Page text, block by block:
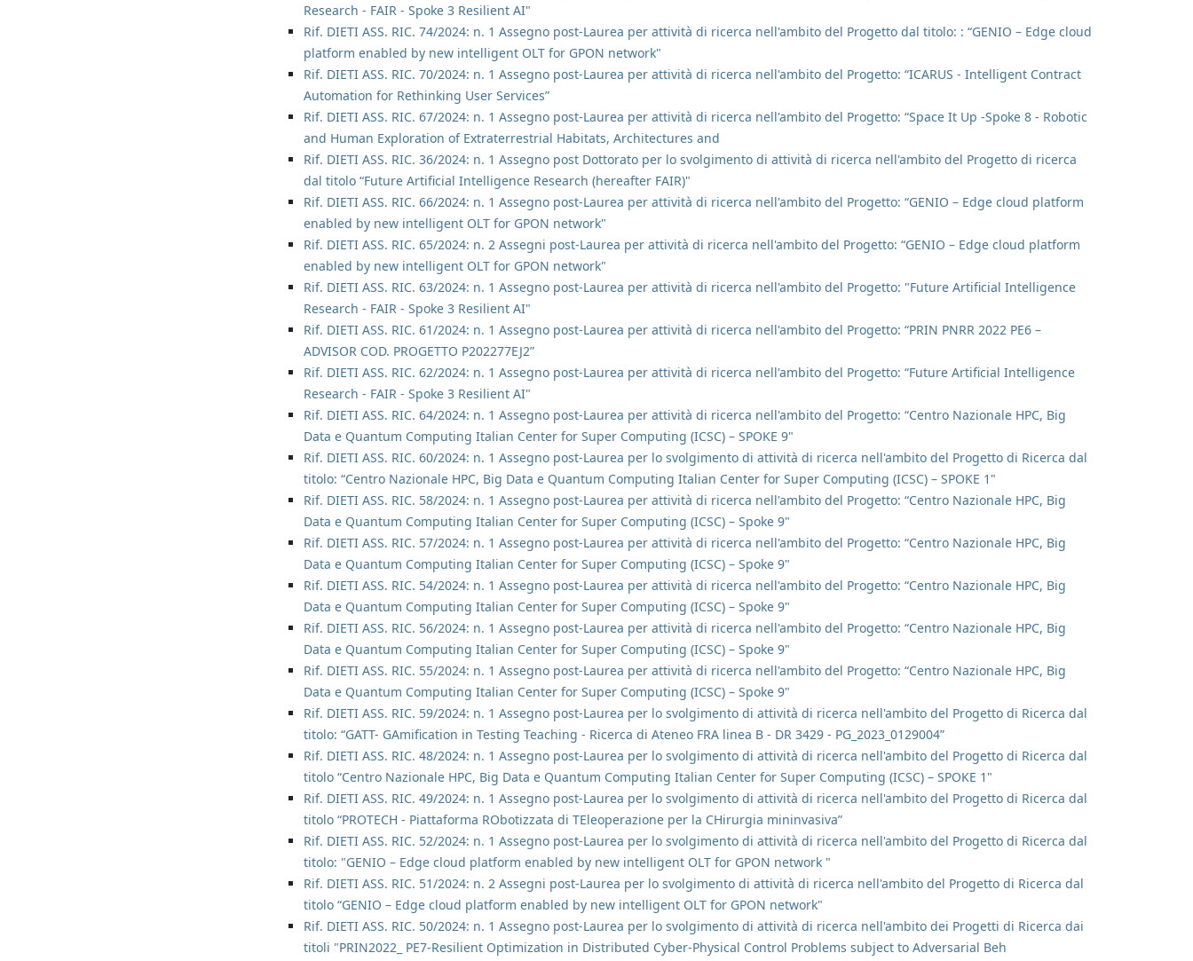
Research - FAIR - Spoke 3 Resilient AI"
Rif. DIETI ASS. RIC. 74/2024: n. 1 Assegno post-Laurea per attività di ricerca nell'ambito del Progetto dal titolo: : “GENIO – Edge cloud
platform enabled by new intelligent OLT for GPON network"
Rif. DIETI ASS. RIC. 70/2024: n. 1 Assegno post-Laurea per attività di ricerca nell'ambito del Progetto: “ICARUS - Intelligent Contract
Automation for Rethinking User Services”
Rif. DIETI ASS. RIC. 67/2024: n. 1 Assegno post-Laurea per attività di ricerca nell'ambito del Progetto: “Space It Up -Spoke 8 - Robotic
and Human Exploration of Extraterrestrial Habitats, Architectures and
Rif. DIETI ASS. RIC. 36/2024: n. 1 Assegno post Dottorato per lo svolgimento di attività di ricerca nell'ambito del Progetto di ricerca
dal titolo “Future Artificial Intelligence Research (hereafter FAIR)"
Rif. DIETI ASS. RIC. 66/2024: n. 1 Assegno post-Laurea per attività di ricerca nell'ambito del Progetto: “GENIO – Edge cloud platform
enabled by new intelligent OLT for GPON network"
Rif. DIETI ASS. RIC. 65/2024: n. 2 Assegni post-Laurea per attività di ricerca nell'ambito del Progetto: “GENIO – Edge cloud platform
enabled by new intelligent OLT for GPON network"
Rif. DIETI ASS. RIC. 63/2024: n. 1 Assegno post-Laurea per attività di ricerca nell'ambito del Progetto: "Future Artificial Intelligence
Research - FAIR - Spoke 3 Resilient AI"
Rif. DIETI ASS. RIC. 61/2024: n. 1 Assegno post-Laurea per attività di ricerca nell'ambito del Progetto: “PRIN PNRR 2022 PE6 –
ADVISOR COD. PROGETTO P202277EJ2”
Rif. DIETI ASS. RIC. 62/2024: n. 1 Assegno post-Laurea per attività di ricerca nell'ambito del Progetto: “Future Artificial Intelligence
Research - FAIR - Spoke 3 Resilient AI"
Rif. DIETI ASS. RIC. 64/2024: n. 1 Assegno post-Laurea per attività di ricerca nell'ambito del Progetto: “Centro Nazionale HPC, Big
Data e Quantum Computing Italian Center for Super Computing (ICSC) – SPOKE 9"
Rif. DIETI ASS. RIC. 60/2024: n. 1 Assegno post-Laurea per lo svolgimento di attività di ricerca nell'ambito del Progetto di Ricerca dal
titolo: “Centro Nazionale HPC, Big Data e Quantum Computing Italian Center for Super Computing (ICSC) – SPOKE 1"
Rif. DIETI ASS. RIC. 58/2024: n. 1 Assegno post-Laurea per attività di ricerca nell'ambito del Progetto: “Centro Nazionale HPC, Big
Data e Quantum Computing Italian Center for Super Computing (ICSC) – Spoke 9"
Rif. DIETI ASS. RIC. 57/2024: n. 1 Assegno post-Laurea per attività di ricerca nell'ambito del Progetto: “Centro Nazionale HPC, Big
Data e Quantum Computing Italian Center for Super Computing (ICSC) – Spoke 9"
Rif. DIETI ASS. RIC. 54/2024: n. 1 Assegno post-Laurea per attività di ricerca nell'ambito del Progetto: “Centro Nazionale HPC, Big
Data e Quantum Computing Italian Center for Super Computing (ICSC) – Spoke 9"
Rif. DIETI ASS. RIC. 56/2024: n. 1 Assegno post-Laurea per attività di ricerca nell'ambito del Progetto: “Centro Nazionale HPC, Big
Data e Quantum Computing Italian Center for Super Computing (ICSC) – Spoke 9"
Rif. DIETI ASS. RIC. 55/2024: n. 1 Assegno post-Laurea per attività di ricerca nell'ambito del Progetto: “Centro Nazionale HPC, Big
Data e Quantum Computing Italian Center for Super Computing (ICSC) – Spoke 9"
Rif. DIETI ASS. RIC. 59/2024: n. 1 Assegno post-Laurea per lo svolgimento di attività di ricerca nell'ambito del Progetto di Ricerca dal
titolo: “GATT- GAmification in Testing Teaching - Ricerca di Ateneo FRA linea B - DR 3429 - PG_2023_0129004”
Rif. DIETI ASS. RIC. 48/2024: n. 1 Assegno post-Laurea per lo svolgimento di attività di ricerca nell'ambito del Progetto di Ricerca dal
titolo “Centro Nazionale HPC, Big Data e Quantum Computing Italian Center for Super Computing (ICSC) – SPOKE 1"
Rif. DIETI ASS. RIC. 49/2024: n. 1 Assegno post-Laurea per lo svolgimento di attività di ricerca nell'ambito del Progetto di Ricerca dal
titolo “PROTECH - Piattaforma RObotizzata di TEleoperazione per la CHirurgia mininvasiva”
Rif. DIETI ASS. RIC. 52/2024: n. 1 Assegno post-Laurea per lo svolgimento di attività di ricerca nell'ambito del Progetto di Ricerca dal
titolo: "GENIO – Edge cloud platform enabled by new intelligent OLT for GPON network "
Rif. DIETI ASS. RIC. 51/2024: n. 2 Assegni post-Laurea per lo svolgimento di attività di ricerca nell'ambito del Progetto di Ricerca dal
titolo “GENIO – Edge cloud platform enabled by new intelligent OLT for GPON network"
Rif. DIETI ASS. RIC. 50/2024: n. 1 Assegno post-Laurea per lo svolgimento di attività di ricerca nell'ambito dei Progetti di Ricerca dai
titoli "PRIN2022_ PE7-Resilient Optimization in Distributed Cyber-Physical Control Problems subject to Adversarial Beh